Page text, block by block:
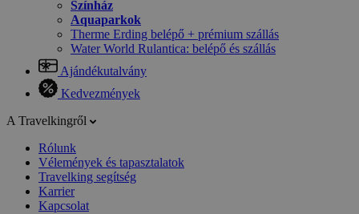
Színház
Aquaparkok
Therme Erding belépő + prémium szállás
Water World Rulantica: belépő és szállás
Ajándékutalvány
Kedvezmények
A Travelkingről
Rólunk
Vélemények és tapasztalatok
Travelking segítség
Karrier
Kapcsolat